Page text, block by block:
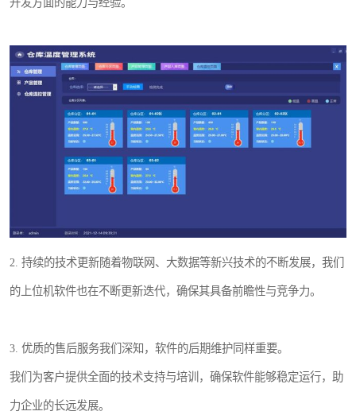
2. 持续的技术更新随着物联网、大数据等新兴技术的不断发展，我们
的上位机软件也在不断更新迭代，确保其具备前瞻性与竞争力。
3. 优质的售后服务我们深知，软件的后期维护同样重要。
我们为客户提供全面的技术支持与培训，确保软件能够稳定运行，助
力企业的长远发展。